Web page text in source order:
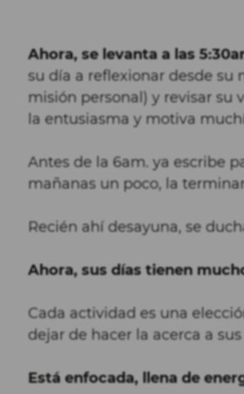
Ahora, se levanta a las
su día a reflexionar desde su
misión personal) y revisar su
la entusiasma y motiva
Antes de la 6am. ya escribe
mañanas un poco, la
Recién ahí desayuna, se
Ahora, sus días tienen
Cada actividad es una
dejar de hacer la acerca a
Está enfocada, llena de